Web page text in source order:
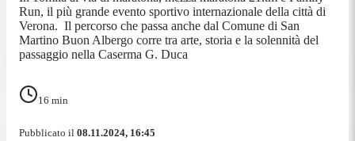
Run, il più grande evento sportivo internazionale della città di
Verona. Il percorso che passa anche dal Comune di San
Martino Buon Albergo corre tra arte, storia e la solennità del
passaggio nella Caserma G. Duca
16 min
Pubblicato il 08.11.2024, 16:45